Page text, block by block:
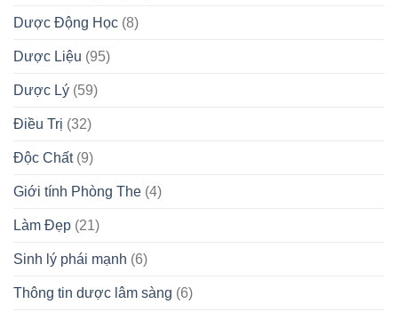
Dược Động Học (8)
Dược Liệu (95)
Dược Lý (59)
Điều Trị (32)
Độc Chất(9)
Giới tính Phòng The (4)
Làm Đẹp (21)
Sinh lý phái mạnh (6)
Thông tin dược lâm sàng (6)